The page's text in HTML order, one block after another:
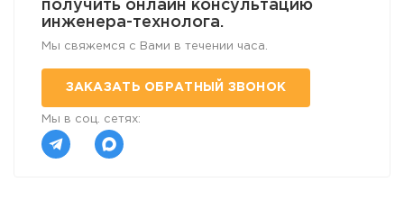
получить онлайн консультацию
инженера-технолога.
Мы свяжемся с Вами в течении часа.
ЗАКАЗАТЬ ОБРАТНЫЙ ЗВОНОК
Мы в соц. сетях: